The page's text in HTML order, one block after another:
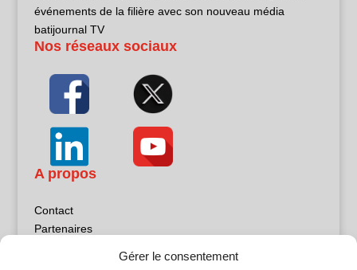
Gérer le consentement
événements de la filière avec son nouveau média
batijournal TV
Nos réseaux sociaux
A propos
Contact
Partenaires